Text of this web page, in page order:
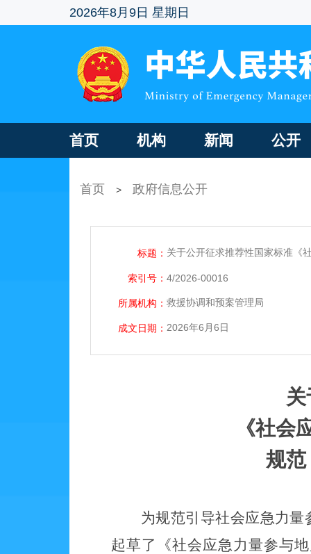
2026年8月9日 星期日
首页 机构 新闻 公开
首页 > 政府信息公开
标题： 关于公开征求推荐性国家标准《
索引号： 4/2026-00016
所属机构： 救援协调和预案管理局
成文日期： 2026年6月6日
《社会
规范
为规范引导社会应急力
起草了《社会应急力量参与